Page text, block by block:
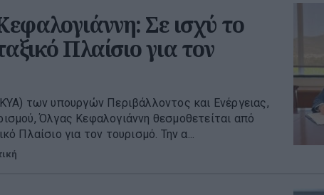
Σε ισχύ το
Πλαίσιο για τον
των υπουργών Περιβάλλοντος και Ενέργειας,
Όλγας Κεφαλογιάννη θεσμοθετείται από
Πλαίσιο για τον τουρισμό. Την α...